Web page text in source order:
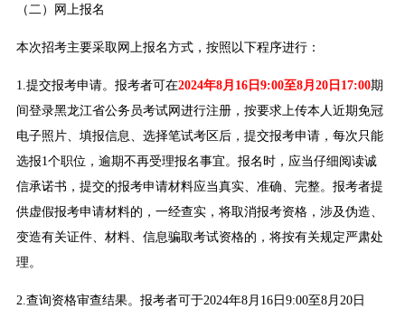
（二）网上报名
本次招考主要采取网上报名方式，按照以下程序进行：
1.提交报考申请。报考者可在2024年8月16日9:00至8月20日17:00期
间登录黑龙江省公务员考试网进行注册，按要求上传本人近期免冠
电子照片、填报信息、选择笔试考区后，提交报考申请，每次只能
选报1个职位，逾期不再受理报名事宜。报名时，应当仔细阅读诚
信承诺书，提交的报考申请材料应当真实、准确、完整。报考者提
供虚假报考申请材料的，一经查实，将取消报考资格，涉及伪造、
变造有关证件、材料、信息骗取考试资格的，将按有关规定严肃处
理。
2.查询资格审查结果。报考者可于2024年8月16日9:00至8月20日